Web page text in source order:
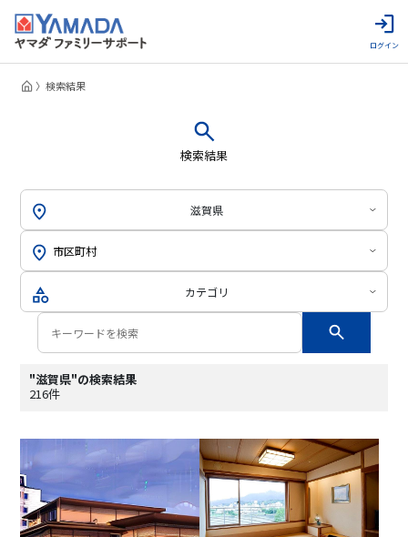
ログイン
検索結果
検索結果
滋賀県
カテゴリ
"滋賀県"の検索結果
216件